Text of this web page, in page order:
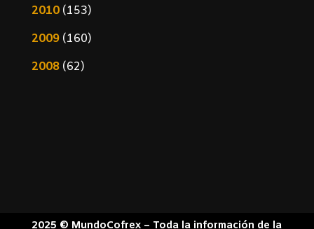
2010(153)
2009(160)
2008(62)
2025 © MundoCofrex – Toda la información de la